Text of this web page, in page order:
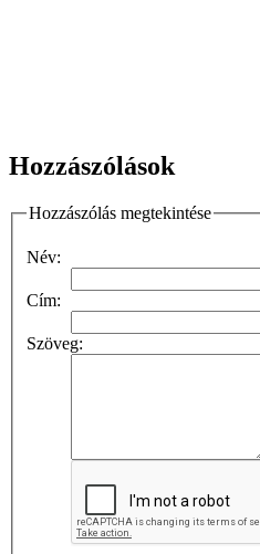
Hozzászólások
Hozzászólás megtekintése
Név:
Cím:
Szöveg: